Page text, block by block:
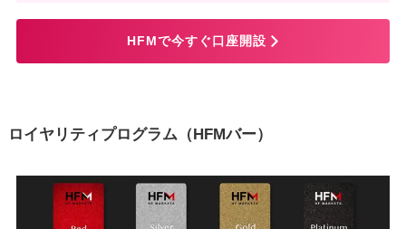
HFMで今すぐ口座開設
ロイヤリティプログラム（HFMバー）